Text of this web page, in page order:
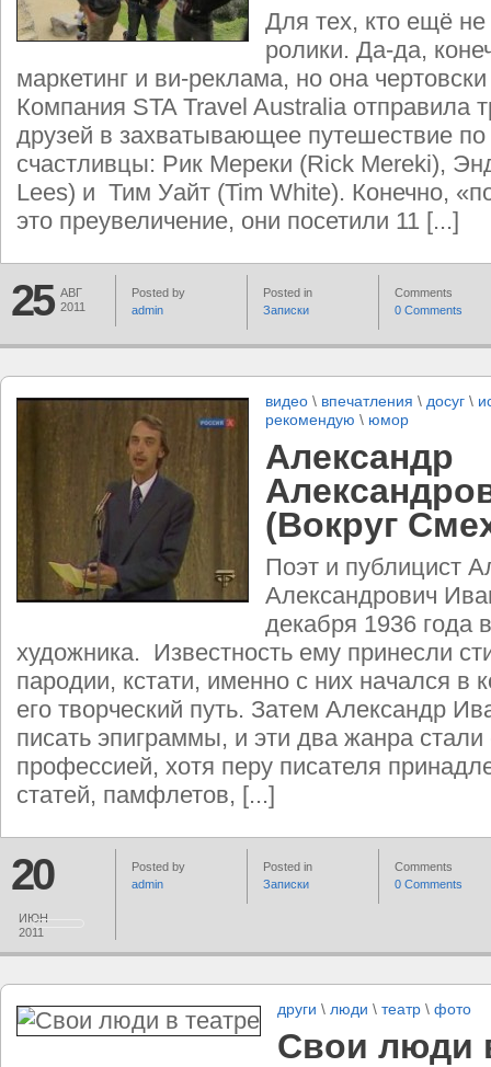
Для тех, кто ещё не
ролики. Да-да,
маркетинг и ви-реклама, но она
Компания STA Travel Australia отправила
друзей в захватывающее путешествие по
счастливцы: Рик Мереки (Rick Mereki),
Lees) и Тим Уайт (Tim White). Конечно,
это преувеличение, они посетили 11 [...]
25 АВГ
2011
Posted by
admin
Posted in
Записки
Comments
0 Comments
видео \ впечатления \ досуг \
рекомендую \ юмор
Александр
(Вокруг
Поэт и публицист
Александрович
декабря 1936 года
художника. Известность ему принесли
пародии, кстати, именно с них начался в
его творческий путь. Затем Александр
писать эпиграммы, и эти два жанра стали
профессией, хотя перу писателя
статей, памфлетов, [...]
20
ИЮН
2011
Posted by
admin
Posted in
Записки
Comments
0 Comments
други \ люди \ театр \ фото
Свои люди